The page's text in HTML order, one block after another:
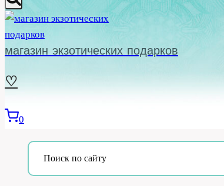
магазин экзотических подарков
♡
0